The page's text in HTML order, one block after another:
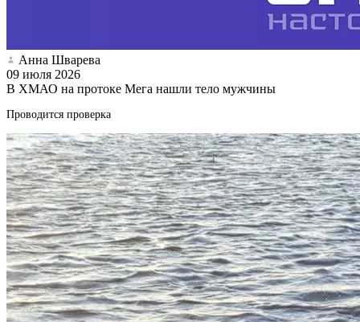
Анна Шварева
09 июля 2026
В ХМАО на протоке Мега нашли тело мужчины
Проводится проверка